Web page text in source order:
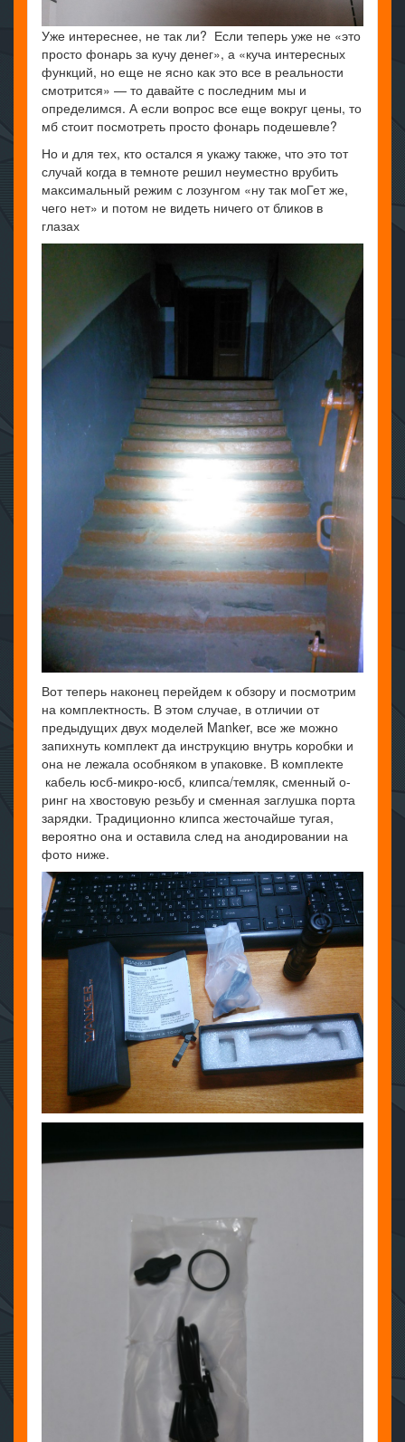
Уже интереснее, не так ли? Если теперь уже не «это
просто фонарь за кучу денег», а «куча интересных
функций, но еще не ясно как это все в реальности
смотрится» — то давайте с последним мы и
определимся. А если вопрос все еще вокруг цены, то
мб стоит посмотреть просто фонарь подешевле?
Но и для тех, кто остался я укажу также, что это тот
случай когда в темноте решил неуместно врубить
максимальный режим с лозунгом «ну так моГет же,
чего нет» и потом не видеть ничего от бликов в
глазах
Вот теперь наконец перейдем к обзору и посмотрим
на комплектность. В этом случае, в отличии от
предыдущих двух моделей Manker, все же можно
запихнуть комплект да инструкцию внутрь коробки и
она не лежала особняком в упаковке. В комплекте
кабель юсб-микро-юсб, клипса/темляк, сменный о-
ринг на хвостовую резьбу и сменная заглушка порта
зарядки. Традиционно клипса жесточайше тугая,
вероятно она и оставила след на анодировании на
фото ниже.